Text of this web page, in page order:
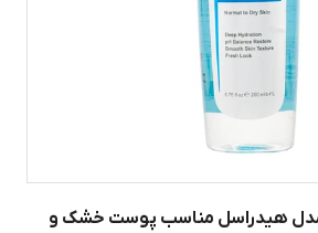
هیدراسل مناسب پوست خشک و